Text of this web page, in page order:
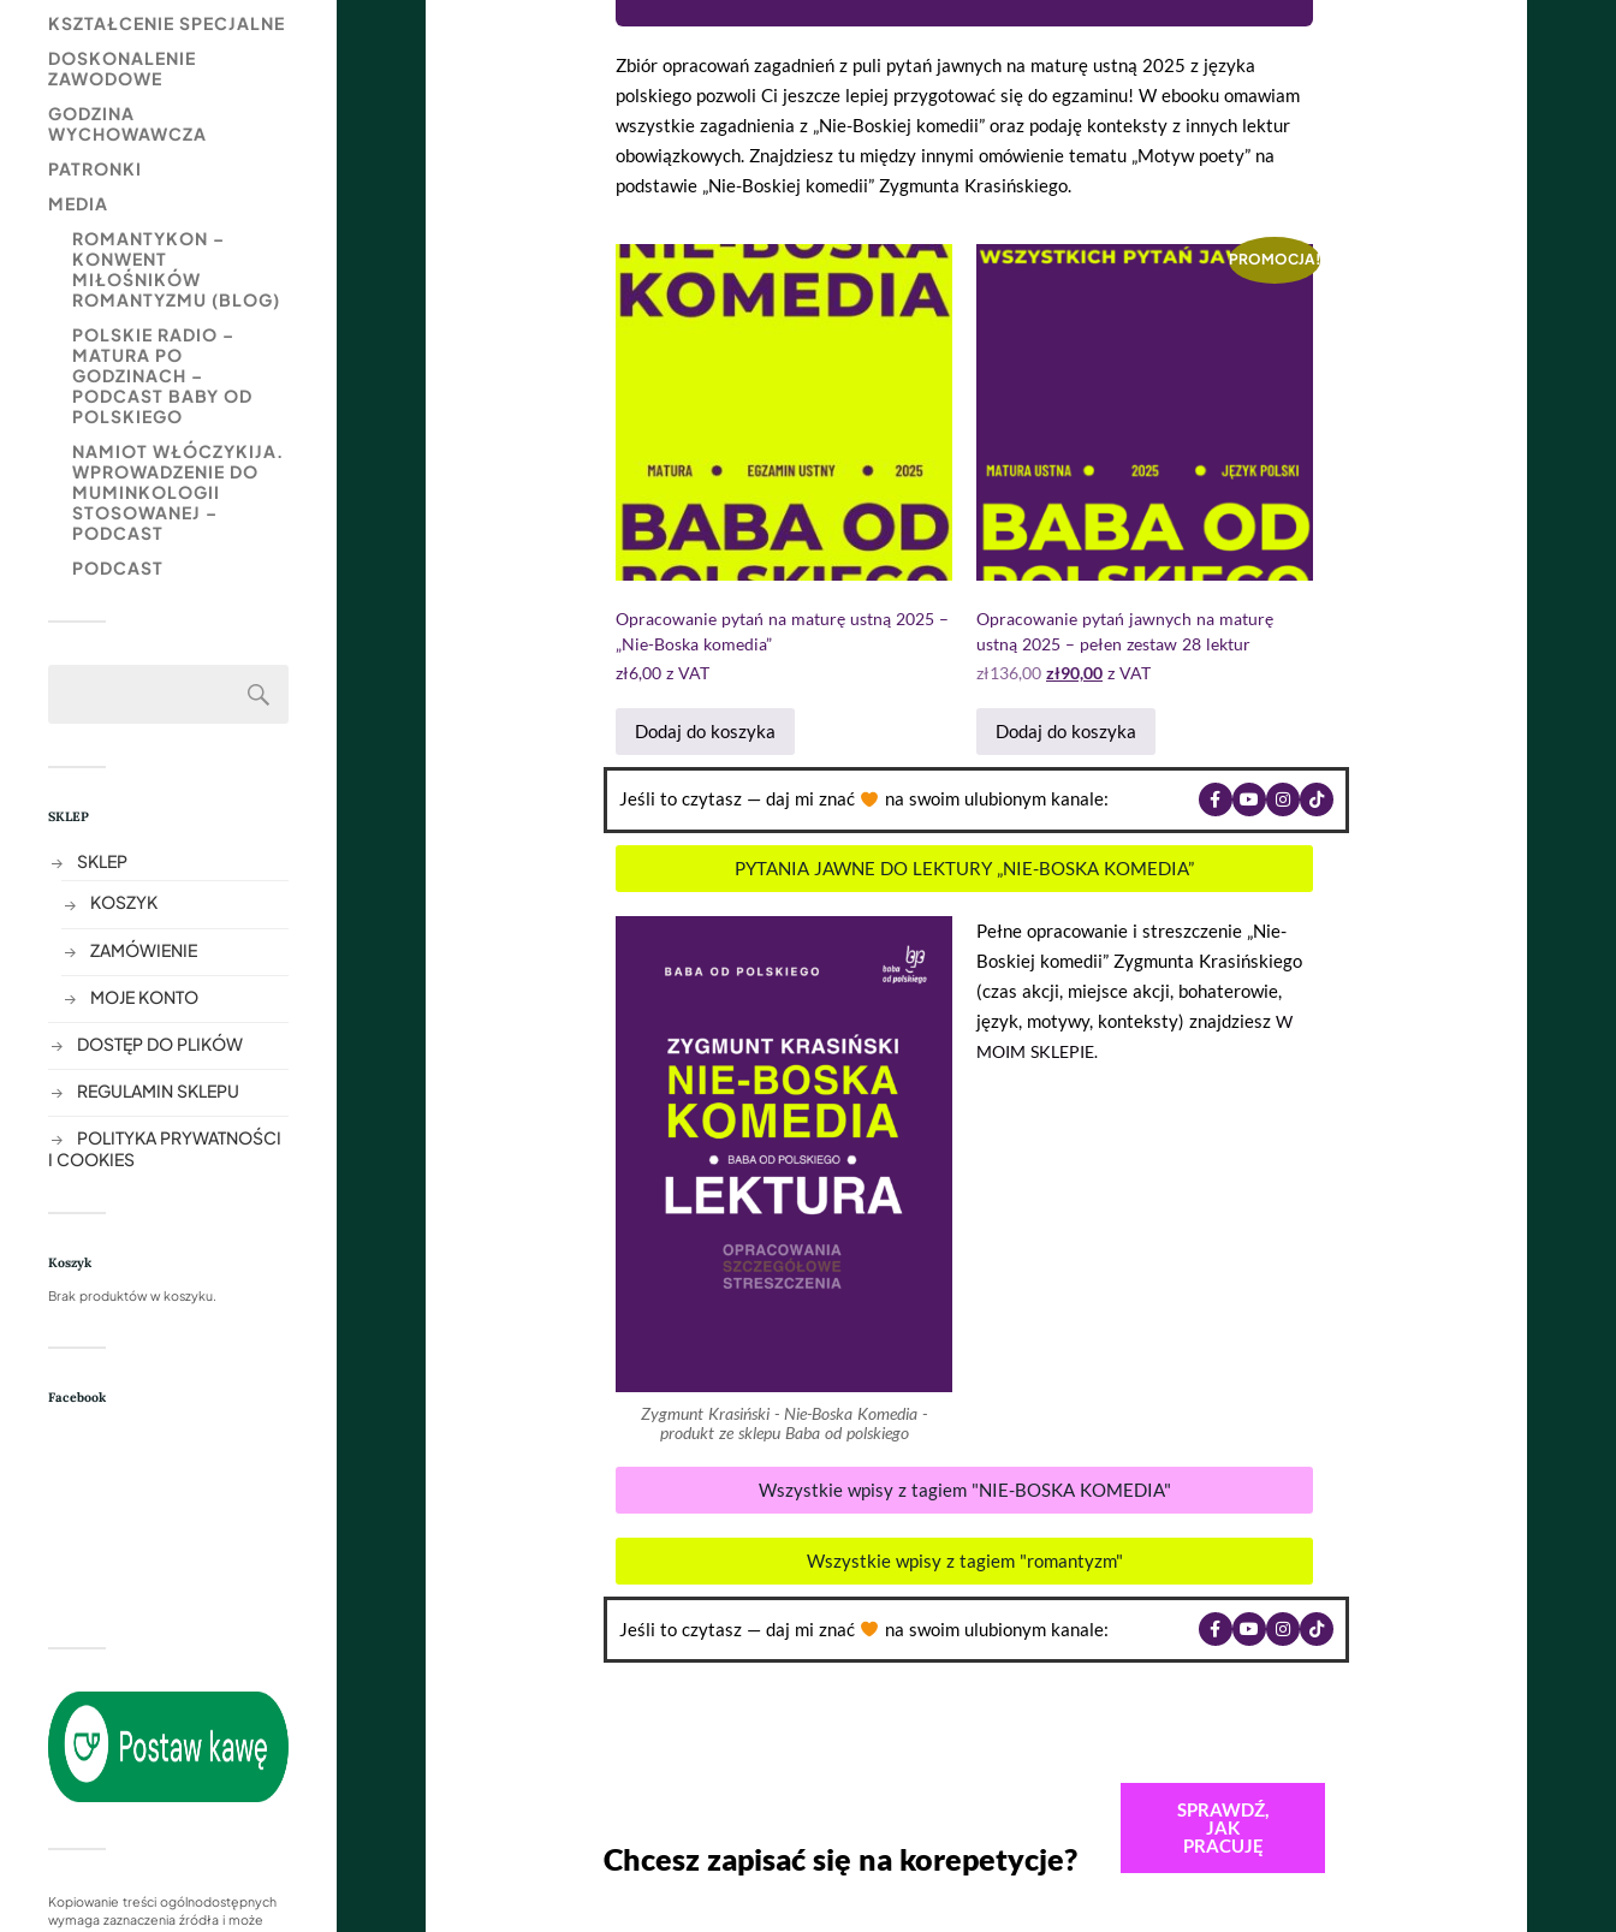
KSZTAŁCENIE SPECJALNE
DOSKONALENIE
ZAWODOWE
GODZINA
WYCHOWAWCZA
PATRONKI
MEDIA
ROMANTYKON –
KONWENT
MIŁOŚNIKÓW
ROMANTYZMU (BLOG)
POLSKIE RADIO –
MATURA PO
GODZINACH –
PODCAST BABY OD
POLSKIEGO
NAMIOT WŁÓCZYKIJA.
WPROWADZENIE DO
MUMINKOLOGII
STOSOWANEJ –
PODCAST
PODCAST
SKLEP
SKLEP
KOSZYK
ZAMÓWIENIE
MOJE KONTO
DOSTĘP DO PLIKÓW
REGULAMIN SKLEPU
POLITYKA PRYWATNOŚCI
I COOKIES
Koszyk
Brak produktów w koszyku.
Facebook
Kopiowanie treści ogólnodostępnych
wymaga zaznaczenia źródła i może
Zbiór opracowań zagadnień z puli pytań jawnych na maturę ustną 2025 z języka
polskiego pozwoli Ci jeszcze lepiej przygotować się do egzaminu! W ebooku omawiam
wszystkie zagadnienia z „Nie-Boskiej komedii” oraz podaję konteksty z innych lektur
obowiązkowych. Znajdziesz tu między innymi omówienie tematu „Motyw poety” na
podstawie „Nie-Boskiej komedii” Zygmunta Krasińskiego.
Opracowanie pytań na maturę ustną 2025 –
„Nie-Boska komedia”
zł6,00 z VAT
Dodaj do koszyka
PROMOCJA!
Opracowanie pytań jawnych na maturę
ustną 2025 – pełen zestaw 28 lektur
zł136,00 zł90,00 z VAT
Dodaj do koszyka
Jeśli to czytasz — daj mi znać na swoim ulubionym kanale:
PYTANIA JAWNE DO LEKTURY „NIE-BOSKA KOMEDIA”
Zygmunt Krasiński - Nie-Boska Komedia -
produkt ze sklepu Baba od polskiego
Pełne opracowanie i streszczenie „Nie-
Boskiej komedii” Zygmunta Krasińskiego
(czas akcji, miejsce akcji, bohaterowie,
język, motywy, konteksty) znajdziesz W
MOIM SKLEPIE.
Wszystkie wpisy z tagiem "NIE-BOSKA KOMEDIA"
Wszystkie wpisy z tagiem "romantyzm"
Jeśli to czytasz — daj mi znać na swoim ulubionym kanale:
Chcesz zapisać się na korepetycje?
SPRAWDŹ,
JAK
PRACUJĘ